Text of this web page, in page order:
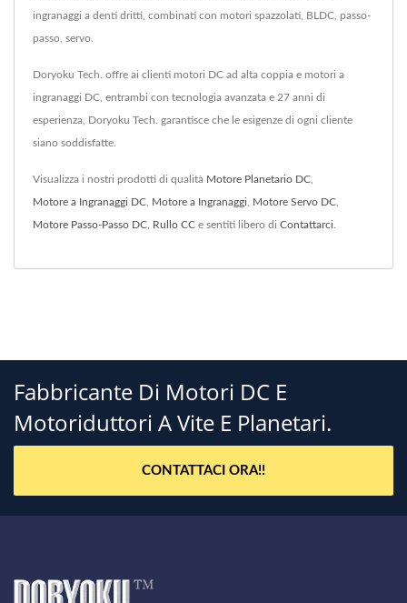
ingranaggi a denti dritti, combinati con motori spazzolati, BLDC, passo-
passo, servo.
Doryoku Tech. offre ai clienti motori DC ad alta coppia e motori a
ingranaggi DC, entrambi con tecnologia avanzata e 27 anni di
esperienza, Doryoku Tech. garantisce che le esigenze di ogni cliente
siano soddisfatte.
Visualizza i nostri prodotti di qualità Motore Planetario DC
Motore a Ingranaggi DC Motore a Ingranaggi Motore Servo DC
Motore Passo-Passo DC Rullo CC e sentiti libero di Contattarci
Fabbricante Di Motori DC E
Motoriduttori A Vite E Planetari.
CONTATTACI ORA!!